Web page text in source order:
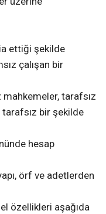
ettiği şekilde
çalışan bir
tarafsız
tarafsız bir şekilde
hesap
örf ve adetlerden
özellikleri aşağıda